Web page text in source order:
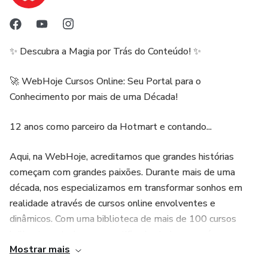
trazer soluções nutritivas e acessíveis pro seu dia a dia.
⚡ Acesso imediato
🤝 Suporte dedicado
🔒 100% seguro e protegido
Dê o primeiro passo pra transformar a relação do seu filho
com a comida.
inteligência — sem complicação, sem culpa e com muito
✨ Descubra a Magia por Trás do Conteúdo! ✨
🚀 WebHoje Cursos Online: Seu Portal para o
Conhecimento por mais de uma Década!
12 anos como parceiro da Hotmart e contando...
Aqui, na WebHoje, acreditamos que grandes histórias
começam com grandes paixões. Durante mais de uma
década, nos especializamos em transformar sonhos em
realidade através de cursos online envolventes e
dinâmicos. Com uma biblioteca de mais de 100 cursos
ponte dourada entre você e seu próximo nível!
Mostrar mais